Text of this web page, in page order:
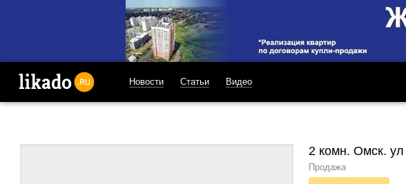
Новости Статьи Видео
Продажа
2 комн. Омск.